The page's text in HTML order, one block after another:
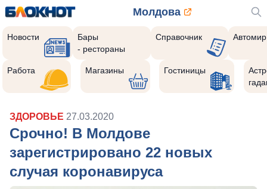
Молдова
Новости
Бары
- рестораны
Справочник Автомир
Работа Магазины Гостиницы
ЗДОРОВЬЕ 27.03.2020
Срочно! В Молдове
зарегистрировано 22 новых
случая коронавируса